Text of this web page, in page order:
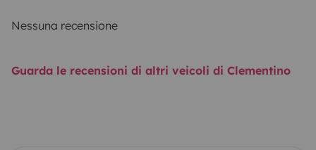
Nessuna recensione
Guarda le recensioni di altri veicoli di Clementino